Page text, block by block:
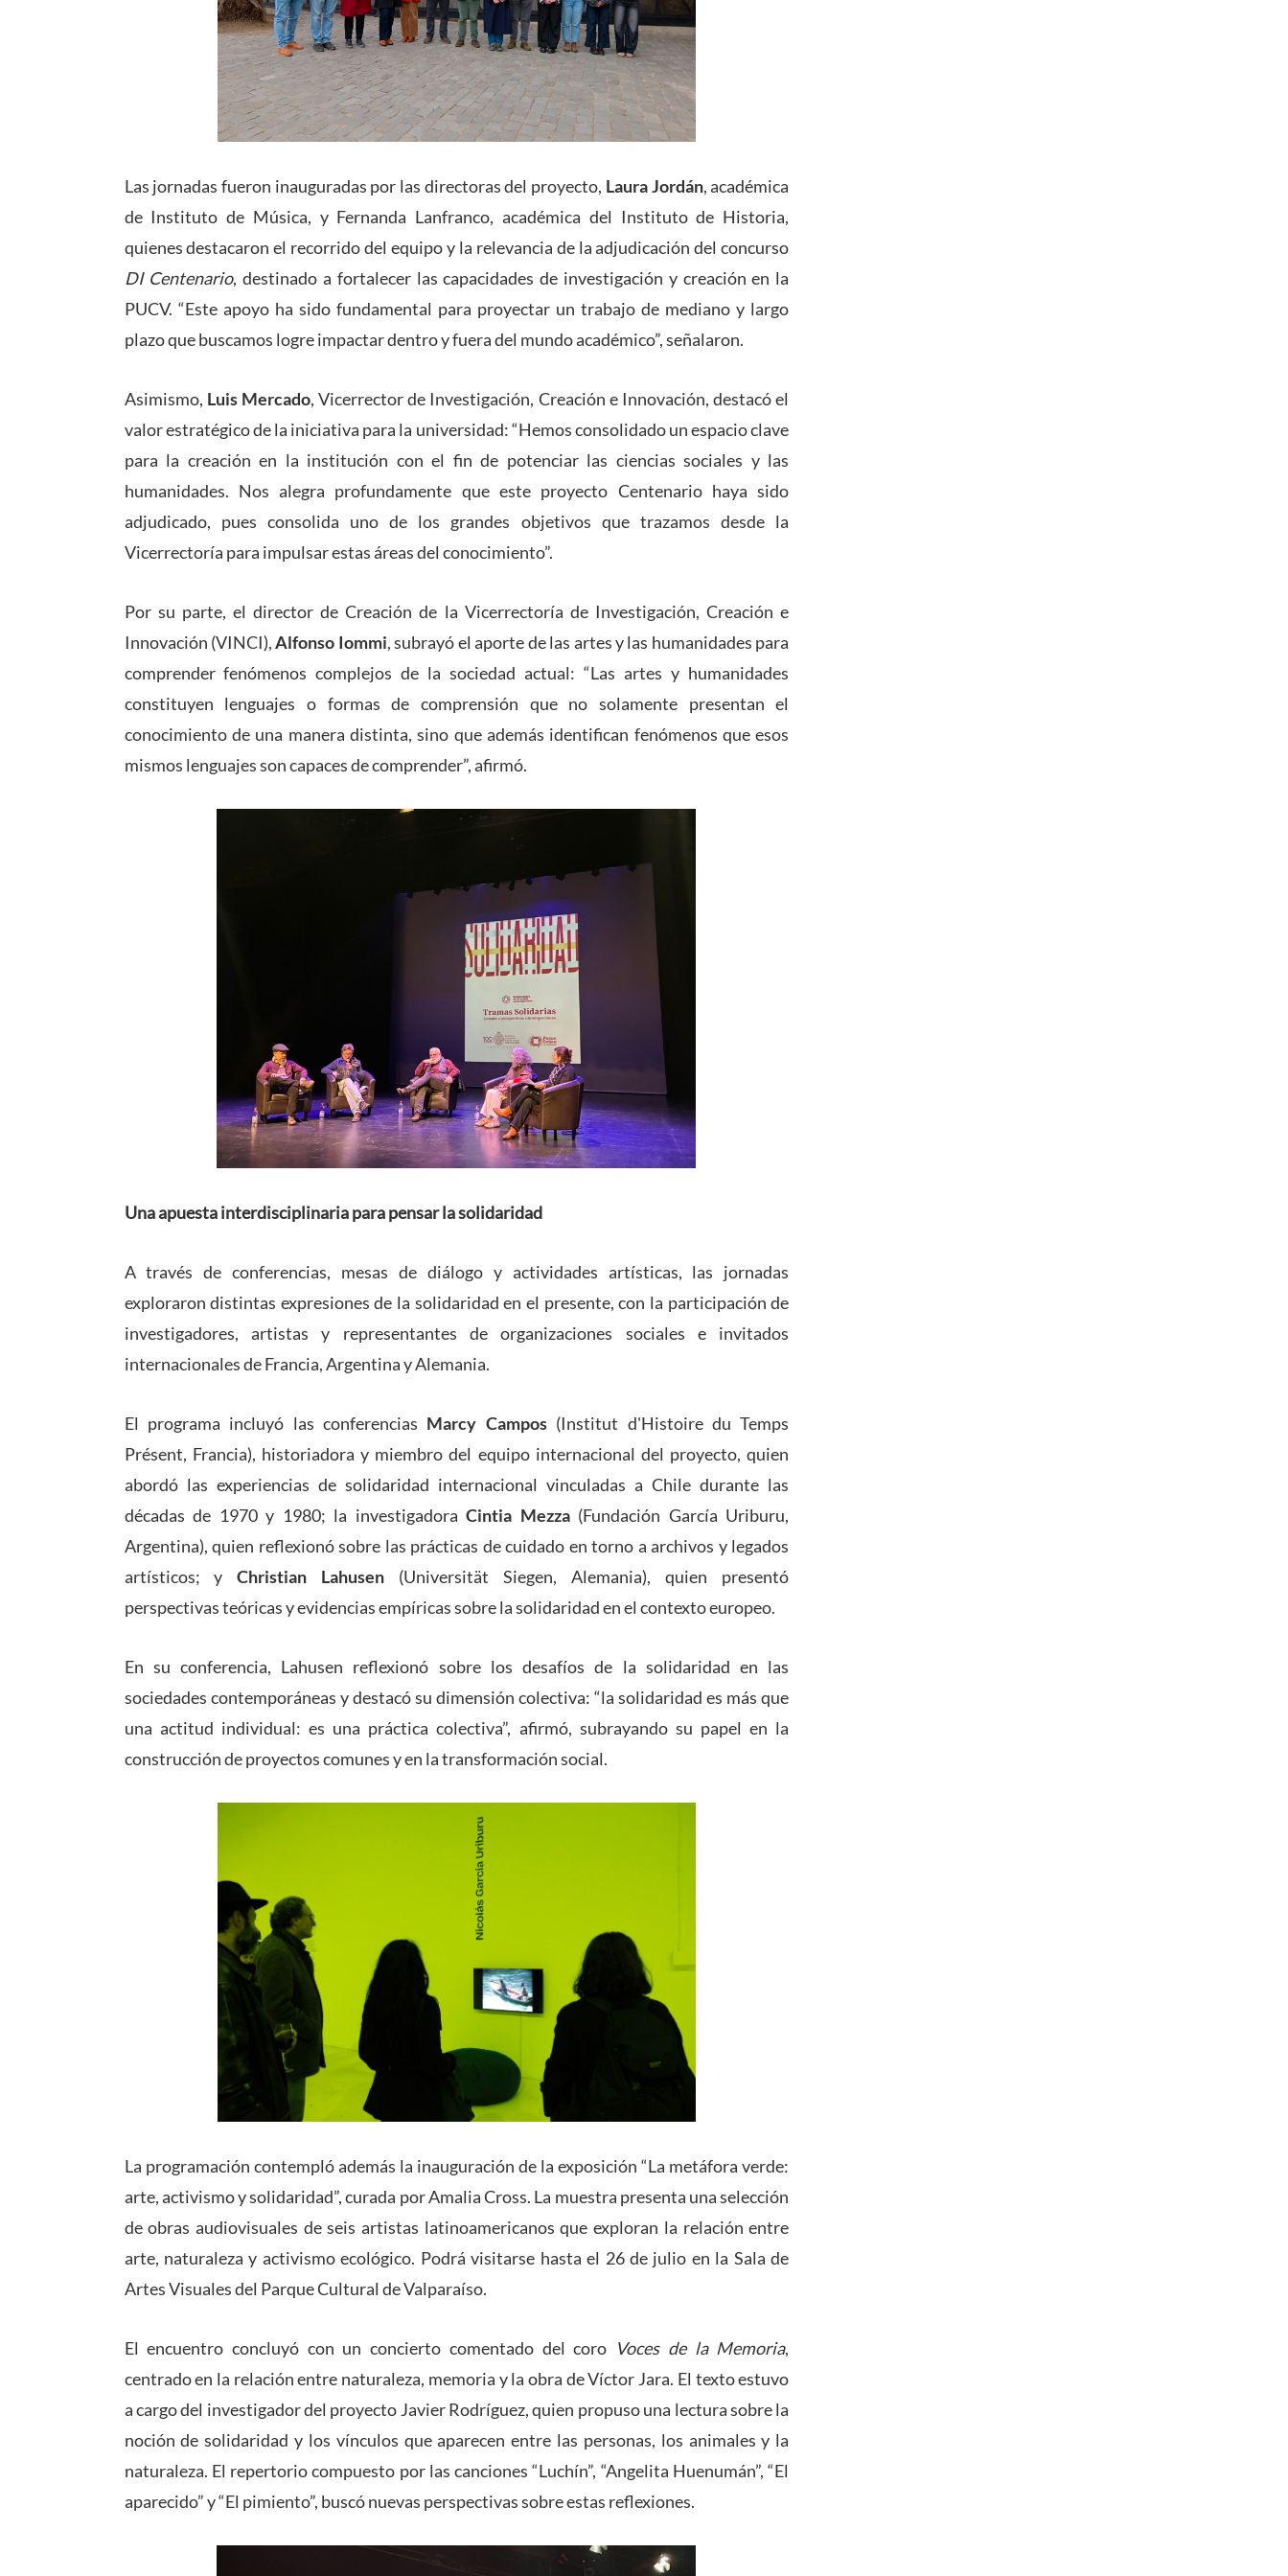
Las jornadas fueron inauguradas por las directoras del proyecto, Laura Jordán, académica
de Instituto de Música, y Fernanda Lanfranco, académica del Instituto de Historia,
quienes destacaron el recorrido del equipo y la relevancia de la adjudicación del concurso
DI Centenario, destinado a fortalecer las capacidades de investigación y creación en la
PUCV. “Este apoyo ha sido fundamental para proyectar un trabajo de mediano y largo
plazo que buscamos logre impactar dentro y fuera del mundo académico”, señalaron.
Asimismo, Luis Mercado, Vicerrector de Investigación, Creación e Innovación, destacó el
valor estratégico de la iniciativa para la universidad: “Hemos consolidado un espacio clave
para la creación en la institución con el fin de potenciar las ciencias sociales y las
humanidades. Nos alegra profundamente que este proyecto Centenario haya sido
adjudicado, pues consolida uno de los grandes objetivos que trazamos desde la
Vicerrectoría para impulsar estas áreas del conocimiento”.
Por su parte, el director de Creación de la Vicerrectoría de Investigación, Creación e
Innovación (VINCI),Alfonso Iommi, subrayó el aporte de las artes y las humanidades para
comprender fenómenos complejos de la sociedad actual: “Las artes y humanidades
constituyen lenguajes o formas de comprensión que no solamente presentan el
conocimiento de una manera distinta, sino que además identifican fenómenos que esos
mismos lenguajes son capaces de comprender”, afirmó.
Una apuesta interdisciplinaria para pensar la solidaridad
A través de conferencias, mesas de diálogo y actividades artísticas, las jornadas
exploraron distintas expresiones de la solidaridad en el presente, con la participación de
investigadores, artistas y representantes de organizaciones sociales e invitados
internacionales de Francia, Argentina y Alemania.
El programa incluyó las conferencias Marcy Campos(Institut d'Histoire du Temps
Présent, Francia), historiadora y miembro del equipo internacional del proyecto, quien
abordó las experiencias de solidaridad internacional vinculadas a Chile durante las
décadas de 1970 y 1980; la investigadoraCintia Mezza(Fundación García Uriburu,
Argentina), quien reflexionó sobre las prácticas de cuidado en torno a archivos y legados
artísticos; yChristian Lahusen (Universität Siegen, Alemania), quien presentó
perspectivas teóricas y evidencias empíricas sobre la solidaridad en el contexto europeo.
En su conferencia, Lahusen reflexionó sobre los desafíos de la solidaridad en las
sociedades contemporáneas y destacó su dimensión colectiva: “la solidaridad es más que
una actitud individual: es una práctica colectiva”, afirmó, subrayando su papel en la
construcción de proyectos comunes y en la transformación social.
La programación contempló además la inauguración de la exposición “La metáfora verde:
arte, activismo y solidaridad”, curada por Amalia Cross. La muestra presenta una selección
de obras audiovisuales de seis artistas latinoamericanos que exploran la relación entre
arte, naturaleza y activismo ecológico. Podrá visitarse hasta el 26 de julio en la Sala de
Artes Visuales del Parque Cultural de Valparaíso.
El encuentro concluyó con un concierto comentado del coro Voces de la Memoria,
centrado en la relación entre naturaleza, memoria y la obra de Víctor Jara. El texto estuvo
a cargo del investigador del proyecto Javier Rodríguez, quien propuso una lectura sobre la
noción de solidaridad y los vínculos que aparecen entre las personas, los animales y la
naturaleza. El repertorio compuesto por las canciones “Luchín”, “Angelita Huenumán”, “El
aparecido” y “El pimiento”, buscó nuevas perspectivas sobre estas reflexiones.